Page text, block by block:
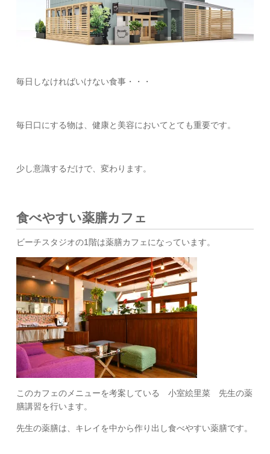
毎日しなければいけない食事・・・
毎日口にする物は、健康と美容においてとても重要です。
少し意識するだけで、変わります。
食べやすい薬膳カフェ
ビーチスタジオの1階は薬膳カフェになっています。
このカフェのメニューを考案している 小室絵里菜 先生の薬
膳講習を行います。
先生の薬膳は、キレイを中から作り出し食べやすい薬膳です。